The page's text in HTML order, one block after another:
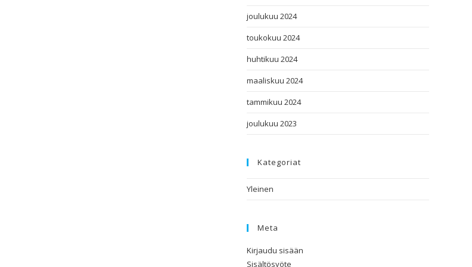
joulukuu 2024
toukokuu 2024
huhtikuu 2024
maaliskuu 2024
tammikuu 2024
joulukuu 2023
Kategoriat
Yleinen
Meta
Kirjaudu sisään
Sisältösyöte